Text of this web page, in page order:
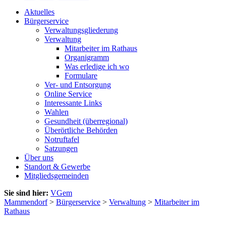
Aktuelles
Bürgerservice
Verwaltungsgliederung
Verwaltung
Mitarbeiter im Rathaus
Organigramm
Was erledige ich wo
Formulare
Ver- und Entsorgung
Online Service
Interessante Links
Wahlen
Gesundheit (überregional)
Überörtliche Behörden
Notruftafel
Satzungen
Über uns
Standort & Gewerbe
Mitgliedsgemeinden
Sie sind hier: VGem
Mammendorf> Bürgerservice > Verwaltung > Mitarbeiter im
Rathaus